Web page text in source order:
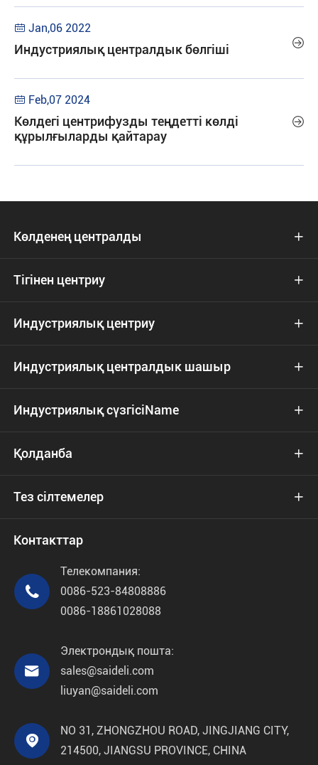
 Jan,06 2022
Индустриялық централдык бөлгіші 
 Feb,07 2024
Көлдегі центрифузды теңдетті көлді
құрылғыларды қайтарау

Көлденең централды 
Тігінен центриу 
Индустриялық центриу 
Индустриялық централдык шашыр 
Индустриялық сүзгісіName 
Қолданба 
Тез сілтемелер 
Контакттар

Телекомпания:
0086-523-84808886
0086-18861028088

Электрондық пошта:
sales@saideli.com
liuyan@saideli.com

NO 31, ZHONGZHOU ROAD, JINGJIANG CITY,
214500, JIANGSU PROVINCE, CHINA